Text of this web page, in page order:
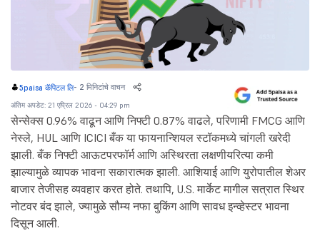
5paisa कॅपिटल लि- 2 मिनिटांचे वाचन
अंतिम अपडेट: 21 एप्रिल 2026 - 04:29 pm
सेन्सेक्स 0.96% वाढून आणि निफ्टी 0.87% वाढले, परिणामी FMCG आणि
नेस्ले, HUL आणि ICICI बँक या फायनान्शियल स्टॉकमध्ये चांगली खरेदी
झाली. बँक निफ्टी आऊटपरफॉर्म आणि अस्थिरता लक्षणीयरित्या कमी
झाल्यामुळे व्यापक भावना सकारात्मक झाली. आशियाई आणि युरोपातील शेअर
बाजार तेजीसह व्यवहार करत होते. तथापि, U.S. मार्केट मागील सत्रात स्थिर
नोटवर बंद झाले, ज्यामुळे सौम्य नफा बुकिंग आणि सावध इन्व्हेस्टर भावना
दिसून आली.